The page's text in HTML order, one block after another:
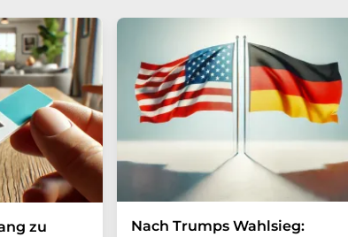
zu
Nach Trumps Wahlsieg: